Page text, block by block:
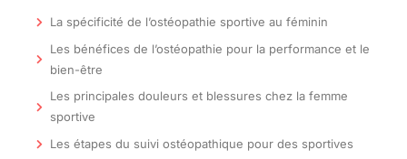
La spécificité de l’ostéopathie sportive au féminin
Les bénéfices de l’ostéopathie pour la performance et le
bien-être
Les principales douleurs et blessures chez la femme
sportive
Les étapes du suivi ostéopathique pour des sportives